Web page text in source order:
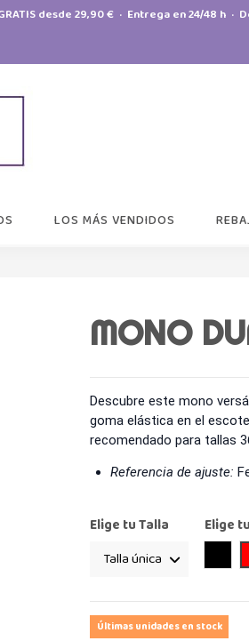
desde 29,90 € · Entrega en 24/48 h ·
LOS MÁS VENDIDOS
MONO
Descubre este mono
goma elástica en el
recomendado para tallas
Referencia de ajuste:
Elige tu Talla
Elige
Últimas unidades en stock